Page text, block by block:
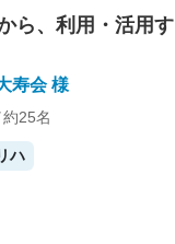
ら、利用・活用す
寿会 様
25名
ハ